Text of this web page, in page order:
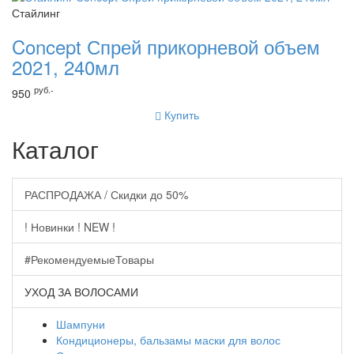
Стайлинг
Concept Спрей прикорневой объем
2021, 240мл
950 руб.-
Купить
Каталог
РАСПРОДАЖА / Скидки до 50%
! Новинки ! NEW !
#РекомендуемыеТовары
УХОД ЗА ВОЛОСАМИ
Шампуни
Кондиционеры, бальзамы маски для волос